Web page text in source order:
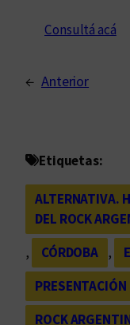
Consultá acá
← Anterior
Etiquetas:
ALTERNATIVA.
DEL ROCK
,
CÓRDOBA ,
PRESENTACIÓN
ROCK